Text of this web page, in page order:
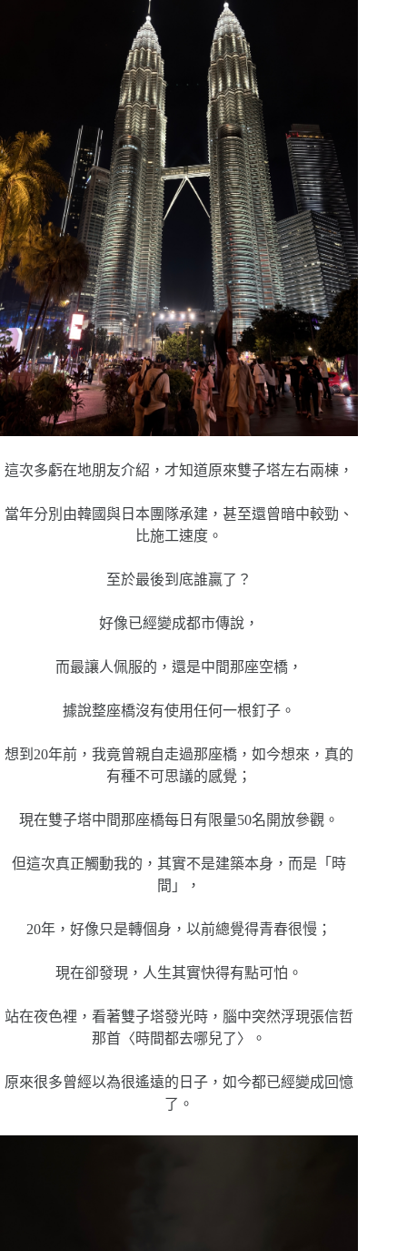
這次多虧在地朋友介紹，才知道原來雙子塔左右兩棟，
當年分別由韓國與日本團隊承建，甚至還曾暗中較勁、
比施工速度。
至於最後到底誰贏了？
好像已經變成都市傳說，
而最讓人佩服的，還是中間那座空橋，
據說整座橋沒有使用任何一根釘子。
想到20年前，我竟曾親自走過那座橋，如今想來，真的
有種不可思議的感覺；
現在雙子塔中間那座橋每日有限量50名開放參觀。
但這次真正觸動我的，其實不是建築本身，而是「時
間」，
20年，好像只是轉個身，以前總覺得青春很慢；
現在卻發現，人生其實快得有點可怕。
站在夜色裡，看著雙子塔發光時，腦中突然浮現張信哲
那首〈時間都去哪兒了〉。
原來很多曾經以為很遙遠的日子，如今都已經變成回憶
了。